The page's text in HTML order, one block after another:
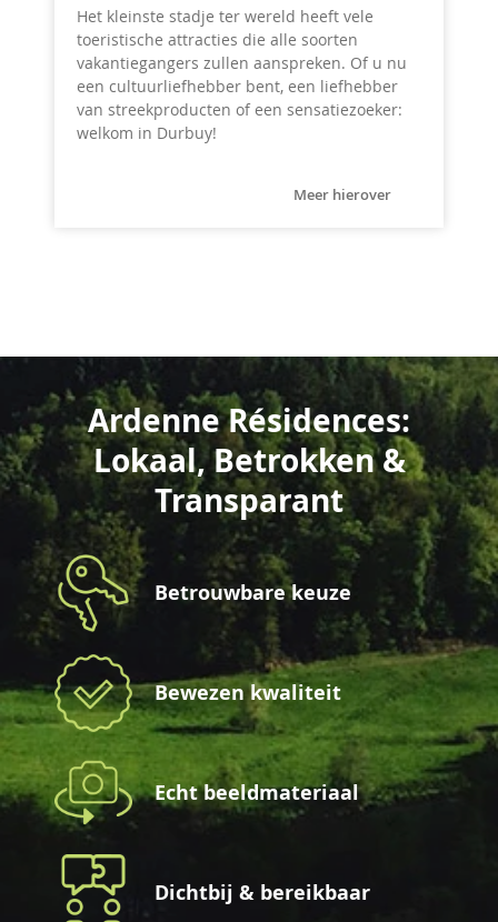
Het kleinste stadje ter wereld heeft vele
toeristische attracties die alle soorten
vakantiegangers zullen aanspreken. Of u nu
een cultuurliefhebber bent, een liefhebber
van streekproducten of een sensatiezoeker:
welkom in Durbuy!
Meer hierover
Ardenne Résidences:
Lokaal, Betrokken &
Transparant
Betrouwbare keuze
Bewezen kwaliteit
Echt beeldmateriaal
Dichtbij & bereikbaar